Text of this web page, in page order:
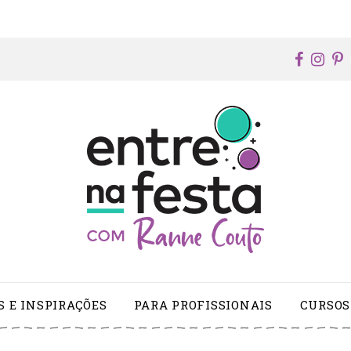
E INSPIRAÇÕES PARA PROFISSIONAIS CURSOS